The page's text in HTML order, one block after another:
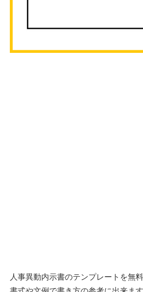
人事異動内示書のテンプレートを無